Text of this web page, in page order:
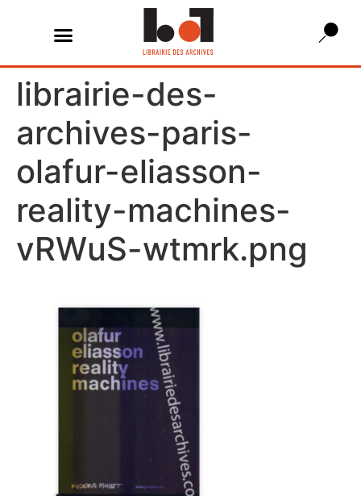
librairie-des-
archives-paris-
olafur-eliasson-
reality-machines-
vRWuS-wtmrk.png